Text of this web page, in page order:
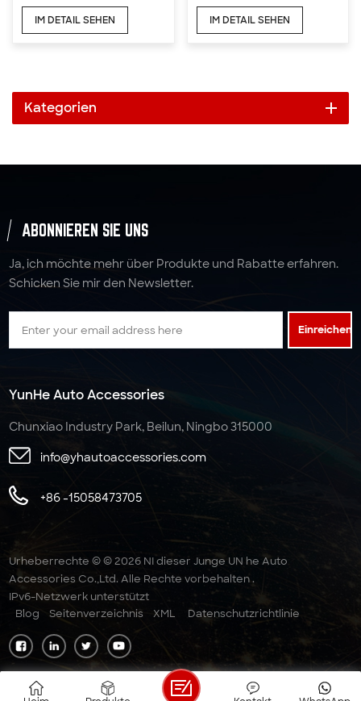
IM DETAIL SEHEN IM DETAIL SEHEN
Kategorien
ABONNIEREN SIE UNS
Ja, ich möchte mehr über Produkte und Rabatte erfahren.
Schicken Sie mir den Newsletter.
Einreichen
YunHe Auto Accessories
Chunxiao Industry Park, Beilun, Ningbo 315000
info@yhautoaccessories.com
+86 -15058473705
Urheberrechte © © 2026 NI dieser Junge UN he Auto
Accessories Co.,Ltd. Alle Rechte vorbehalten .
IPv6-Netzwerk unterstützt
Blog
Seitenverzeichnis XML Datenschutzrichtlinie